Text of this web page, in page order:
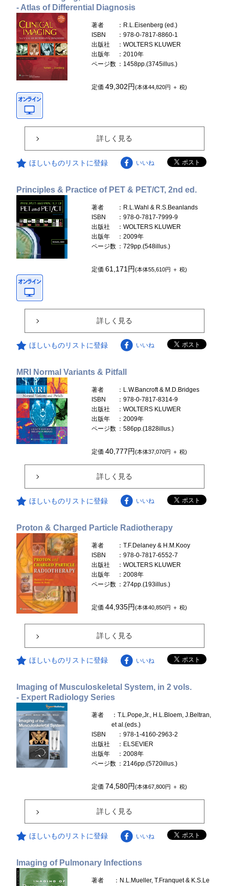
- Atlas of Differential Diagnosis
著者
：R.L.Eisenberg (ed.)
ISBN
：978-0-7817-8860-1
出版社
：WOLTERS KLUWER
出版年
：2010年
ページ数 ：1458pp.(3745illus.)
定価49,302円(本体44,820円 ＋ 税)
詳しく見る
ほしいものリストに登録 いいね
Principles & Practice of PET & PET/CT, 2nd ed.
著者
：R.L.Wahl & R.S.Beanlands
ISBN
：978-0-7817-7999-9
出版社
：WOLTERS KLUWER
出版年
：2009年
ページ数 ：729pp.(548illus.)
定価61,171円(本体55,610円 ＋ 税)
詳しく見る
ほしいものリストに登録 いいね
MRI Normal Variants & Pitfall
著者
：L.W.Bancroft & M.D.Bridges
ISBN
：978-0-7817-8314-9
出版社
：WOLTERS KLUWER
出版年
：2009年
ページ数 ：586pp.(1828illus.)
定価40,777円(本体37,070円 ＋ 税)
詳しく見る
ほしいものリストに登録 いいね
Proton & Charged Particle Radiotherapy
著者
：T.F.Delaney & H.M.Kooy
ISBN
：978-0-7817-6552-7
出版社
：WOLTERS KLUWER
出版年
：2008年
ページ数 ：274pp.(193illus.)
定価44,935円(本体40,850円 ＋ 税)
詳しく見る
ほしいものリストに登録 いいね
Imaging of Musculoskeletal System, in 2 vols.
- Expert Radiology Series
著者
：T.L.Pope,Jr., H.L.Bloem, J.Beltran,
et al.(eds.)
ISBN
：978-1-4160-2963-2
出版社
：ELSEVIER
出版年
：2008年
ページ数 ：2146pp.(5720illus.)
定価 74,580円(本体67,800円 ＋ 税)
詳しく見る
ほしいものリストに登録 いいね
Imaging of Pulmonary Infections
著者
：N.L.Mueller, T.Franquet & K.S.Le